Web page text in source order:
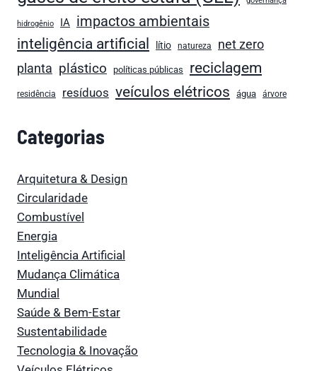
hidrogênio IA impactos ambientais
inteligência artificial lítio natureza
net zero
planta plástico políticas públicas reciclagem
residência resíduos veículos elétricos água árvore
Categorias
Arquitetura & Design
Circularidade
Combustível
Energia
Inteligência Artificial
Mudança Climática
Mundial
Saúde & Bem-Estar
Sustentabilidade
Tecnologia & Inovação